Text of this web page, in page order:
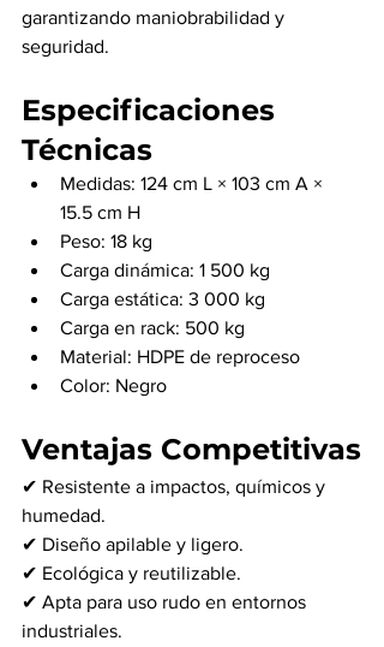
garantizando maniobrabilidad y
seguridad.
Especificaciones
Técnicas
Medidas: 124 cm L × 103 cm A ×
15.5 cm H
Peso: 18 kg
Carga dinámica: 1 500 kg
Carga estática: 3 000 kg
Carga en rack: 500 kg
Material: HDPE de reproceso
Color: Negro
Ventajas Competitivas
✔ Resistente a impactos, químicos y
humedad.
✔ Diseño apilable y ligero.
✔ Ecológica y reutilizable.
✔ Apta para uso rudo en entornos
industriales.